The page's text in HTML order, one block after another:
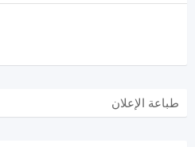
طباعة الإعلان